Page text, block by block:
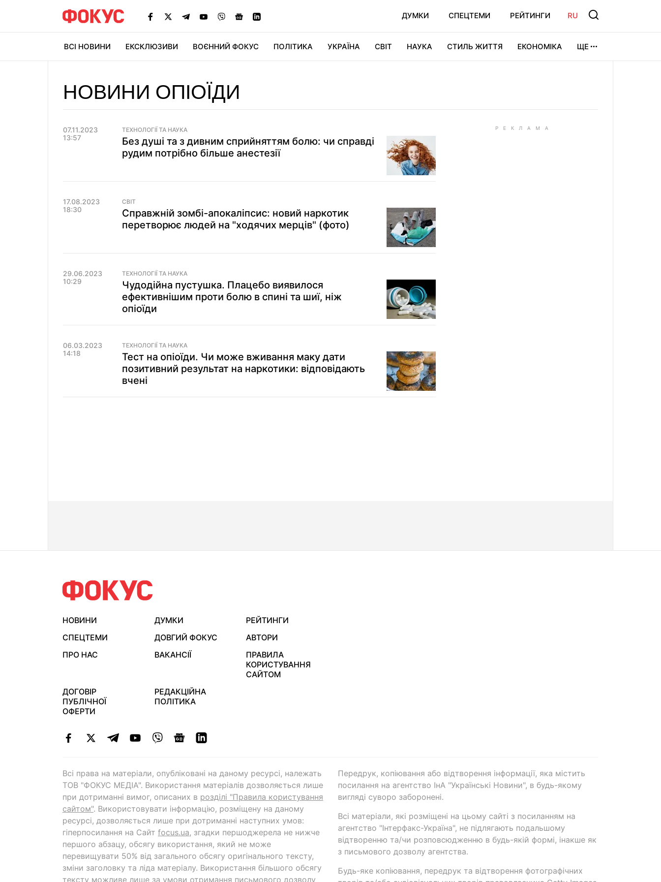
ДУМКИ СПЕЦТЕМИ РЕЙТИНГИ RU
ВСІ НОВИНИ ЕКСКЛЮЗИВИ ВОЄННИЙ ФОКУС ПОЛІТИКА УКРАЇНА СВІТ НАУКА СТИЛЬ ЖИТТЯ ЕКОНОМІКА ЩЕ
НОВИНИ ОПІОЇДИ
07.11.2023
13:57
ТЕХНОЛОГІЇ ТА НАУКА
Без душі та з дивним сприйняттям болю: чи справді
рудим потрібно більше анестезії
17.08.2023
18:30
СВІТ
Справжній зомбі-апокаліпсис: новий наркотик
перетворює людей на "ходячих мерців" (фото)
29.06.2023
10:29
ТЕХНОЛОГІЇ ТА НАУКА
Чудодійна пустушка. Плацебо виявилося
ефективнішим проти болю в спині та шиї, ніж
опіоїди
06.03.2023
14:18
ТЕХНОЛОГІЇ ТА НАУКА
Тест на опіоїди. Чи може вживання маку дати
позитивний результат на наркотики: відповідають
вчені
НОВИНИ ДУМКИ
РЕЙТИНГИ
СПЕЦТЕМИ
ДОВГИЙ ФОКУС
АВТОРИ
ПРО НАС
ВАКАНСІЇ
ПРАВИЛА
КОРИСТУВАННЯ
САЙТОМ
ДОГОВІР
ПУБЛІЧНОЇ
ОФЕРТИ
РЕДАКЦІЙНА
ПОЛІТИКА
Всі права на матеріали, опубліковані на даному ресурсі, належать
ТОВ "ФОКУС МЕДІА". Використання матеріалів дозволяється лише
при дотриманні вимог, описаних в розділі "Правила користування
сайтом". Використовувати інформацію, розміщену на даному
ресурсі, дозволяється лише при дотриманні наступних умов:
гіперпосилання на Cайт focus.ua, згадки першоджерела не нижче
першого абзацу, обсягу використання, який не може
перевищувати 50% від загального обсягу оригінального тексту,
зміни заголовку та ліда матеріалу. Використання більшого обсягу
тексту можливе лише за умови отримання письмового дозволу
Передрук, копіювання або відтворення інформації, яка містить
посилання на агентство ІнА "Українські Новини", в будь-якому
вигляді суворо заборонені.
Всі матеріали, які розміщені на цьому сайті з посиланням на
агентство "Інтерфакс-Україна", не підлягають подальшому
відтворенню та/чи розповсюдженню в будь-якій формі, інакше як
з письмового дозволу агентства.
Будь-яке копіювання, передрук та відтворення фотографічних